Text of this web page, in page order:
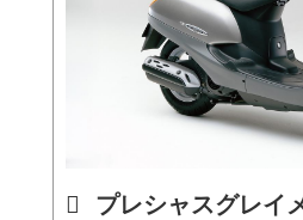
プレシャスグレイ